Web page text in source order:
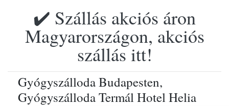
✔️ Szállás akciós áron
Magyarországon, akciós
szállás itt!
Gyógyszálloda Budapesten,
Gyógyszálloda Termál Hotel Helia